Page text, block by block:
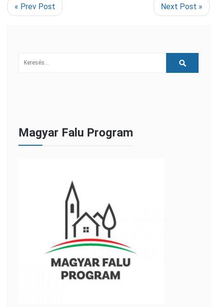
« Prev Post Next Post »
Magyar Falu Program